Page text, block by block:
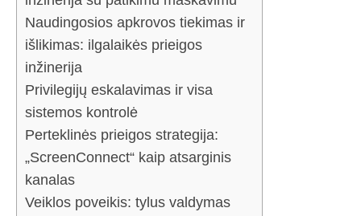
Naudingosios apkrovos tiekimas ir
išlikimas: ilgalaikės prieigos
inžinerija
Privilegijų eskalavimas ir visa
sistemos kontrolė
Perteklinės prieigos strategija:
„ScreenConnect“ kaip atsarginis
kanalas
Veiklos poveikis: tylus valdymas